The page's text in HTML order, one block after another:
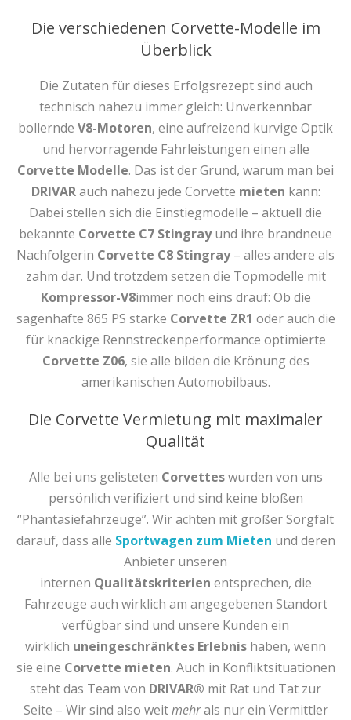
Die verschiedenen Corvette-Modelle im
Überblick
Die Zutaten für dieses Erfolgsrezept sind auch
technisch nahezu immer gleich: Unverkennbar
bollernde V8-Motoren, eine aufreizend kurvige Optik
und hervorragende Fahrleistungen einen alle
Corvette Modelle. Das ist der Grund, warum man bei
DRIVARauch nahezu jede Corvette mieten kann:
Dabei stellen sich die Einstiegmodelle – aktuell die
bekannte Corvette C7 Stingrayund ihre brandneue
Nachfolgerin Corvette C8 Stingray– alles andere als
zahm dar. Und trotzdem setzen die Topmodelle mit
Kompressor-V8immer noch eins drauf: Ob die
sagenhafte 865 PS starke Corvette ZR1 oder auch die
für knackige Rennstreckenperformance optimierte
Corvette Z06, sie alle bilden die Krönung des
amerikanischen Automobilbaus.
Die Corvette Vermietung mit maximaler
Qualität
Alle bei uns gelisteten Corvetteswurden von uns
persönlich verifiziert und sind keine bloßen
“Phantasiefahrzeuge”. Wir achten mit großer Sorgfalt
darauf, dass alle Sportwagen zum Mieten und deren
Anbieter unseren
internen Qualitätskriterien entsprechen, die
Fahrzeuge auch wirklich am angegebenen Standort
verfügbar sind und unsere Kunden ein
wirklich uneingeschränktes Erlebnis haben, wenn
sie eine Corvette mieten. Auch in Konfliktsituationen
steht das Team von DRIVAR® mit Rat und Tat zur
Seite – Wir sind also weitmehrals nur ein Vermittler